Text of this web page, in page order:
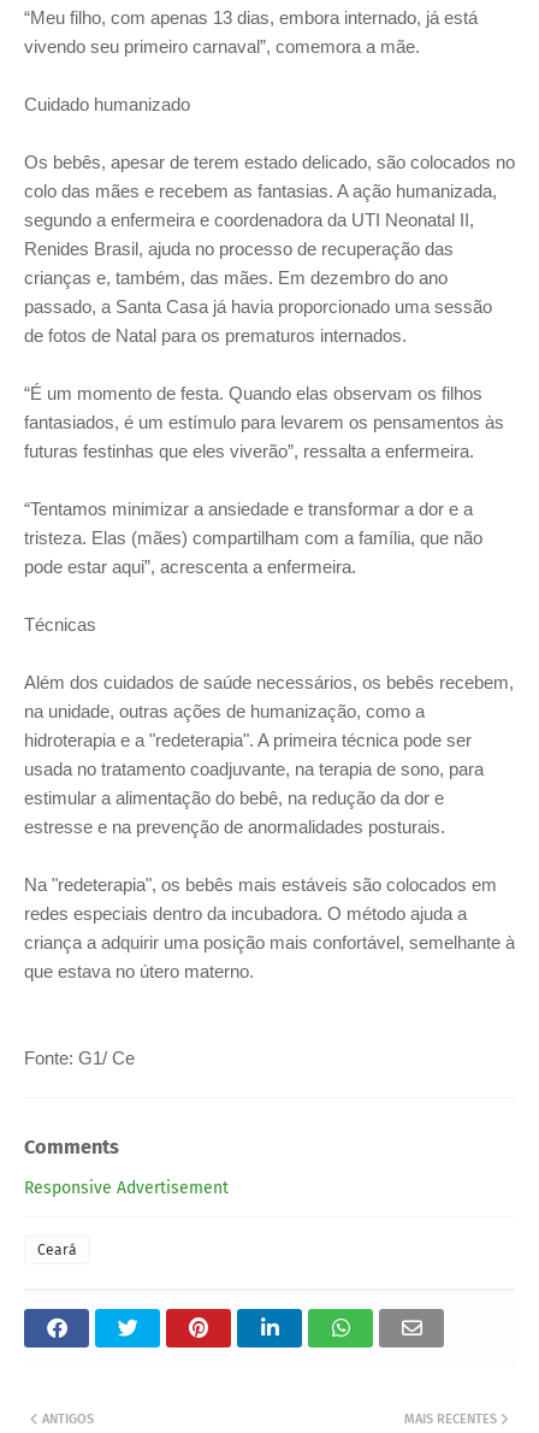
“Meu filho, com apenas 13 dias, embora internado, já está
vivendo seu primeiro carnaval”, comemora a mãe.
Cuidado humanizado
Os bebês, apesar de terem estado delicado, são colocados no
colo das mães e recebem as fantasias. A ação humanizada,
segundo a enfermeira e coordenadora da UTI Neonatal II,
Renides Brasil, ajuda no processo de recuperação das
crianças e, também, das mães. Em dezembro do ano
passado, a Santa Casa já havia proporcionado uma sessão
de fotos de Natal para os prematuros internados.
“É um momento de festa. Quando elas observam os filhos
fantasiados, é um estímulo para levarem os pensamentos às
futuras festinhas que eles viverão”, ressalta a enfermeira.
“Tentamos minimizar a ansiedade e transformar a dor e a
tristeza. Elas (mães) compartilham com a família, que não
pode estar aqui”, acrescenta a enfermeira.
Técnicas
Além dos cuidados de saúde necessários, os bebês recebem,
na unidade, outras ações de humanização, como a
hidroterapia e a "redeterapia". A primeira técnica pode ser
usada no tratamento coadjuvante, na terapia de sono, para
estimular a alimentação do bebê, na redução da dor e
estresse e na prevenção de anormalidades posturais.
Na "redeterapia", os bebês mais estáveis são colocados em
redes especiais dentro da incubadora. O método ajuda a
criança a adquirir uma posição mais confortável, semelhante à
que estava no útero materno.
Fonte: G1/ Ce
Comments
Responsive Advertisement
Ceará
MAIS RECENTES
ANTIGOS